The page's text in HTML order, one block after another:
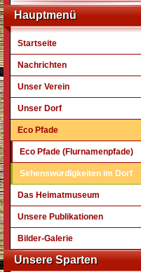
Hauptmenü
Startseite
Nachrichten
Unser Verein
Unser Dorf
Eco Pfade
Eco Pfade (Flurnamenpfade)
Sehenswürdigkeiten im Dorf
Das Heimatmuseum
Unsere Publikationen
Bilder-Galerie
Unsere Sparten